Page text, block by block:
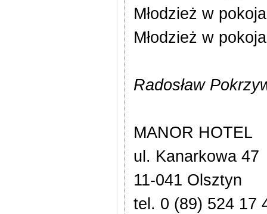
Młodzież w
Młodzież w
Radosław
MANOR HOTEL
ul. Kanarkowa 47
11-041 Olsztyn
tel. 0 (89) 524 17